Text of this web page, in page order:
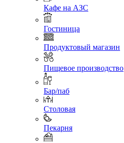
Кафе на АЗС
Гостиница
Продуктовый магазин
Пищевое производство
Бар/паб
Столовая
Пекарня